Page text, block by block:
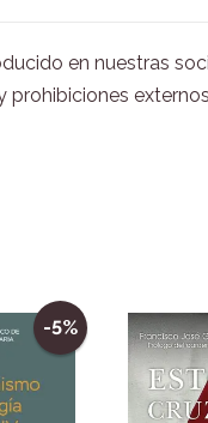
en nuestras
-5%